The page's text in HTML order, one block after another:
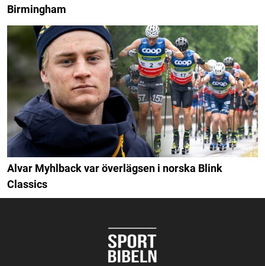
Birmingham
Alvar Myhlback var överlägsen i norska Blink
Classics